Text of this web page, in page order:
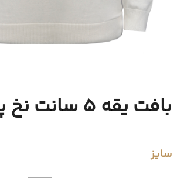
بافت یقه 5 سانت نخ پنبه کد 25
سایز